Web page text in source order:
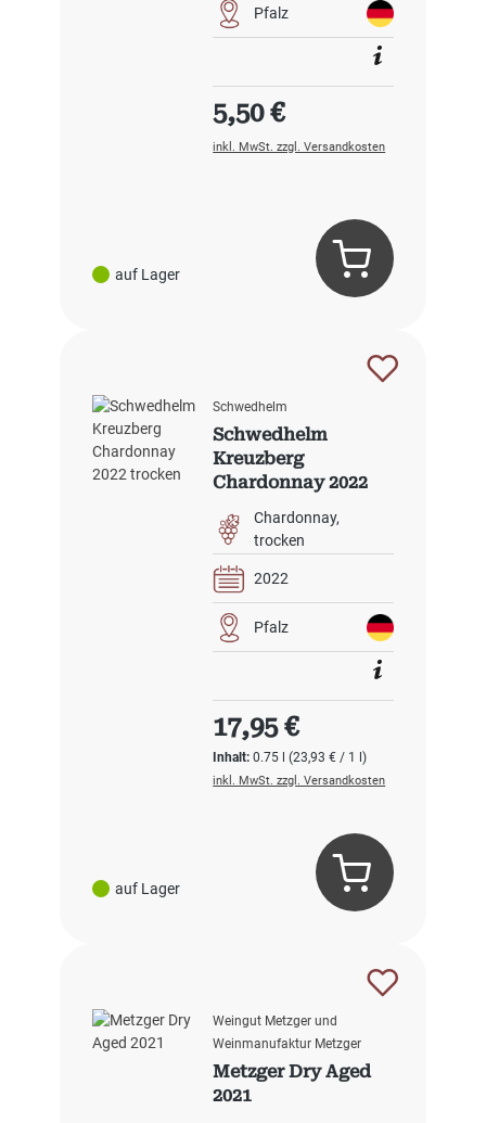
auf Lager
Pfalz
Regulärer Preis:
5,50 €
inkl. MwSt. zzgl. Versandkosten
auf Lager
Schwedhelm
Schwedhelm
Kreuzberg
Chardonnay 2022
trocken
Chardonnay
trocken
2022
Pfalz
Inhalt:0.75 l(23,93 € / 1 l)
Regulärer Preis:
17,95 €
inkl. MwSt. zzgl. Versandkosten
Weingut Metzger und
Weinmanufaktur Metzger
Metzger Dry Aged
2021